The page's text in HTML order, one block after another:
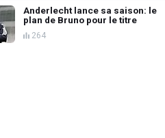
Anderlecht lance sa saison: le
plan de Bruno pour le titre
264